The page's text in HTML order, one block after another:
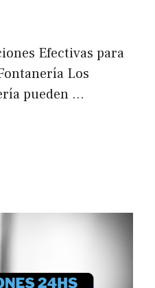
Efectivas para
Los
pueden …